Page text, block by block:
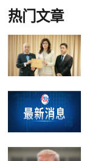
热门文章